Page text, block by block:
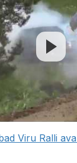
Viru Ralli